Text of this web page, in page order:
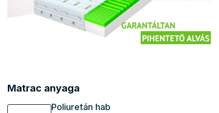
Matrac anyaga
Poliuretán hab